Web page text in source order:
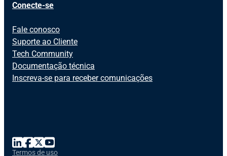
Conecte-se
Fale conosco
Suporte ao Cliente
Tech Community
Documentação técnica
Inscreva-se para receber comunicações
Termos de uso